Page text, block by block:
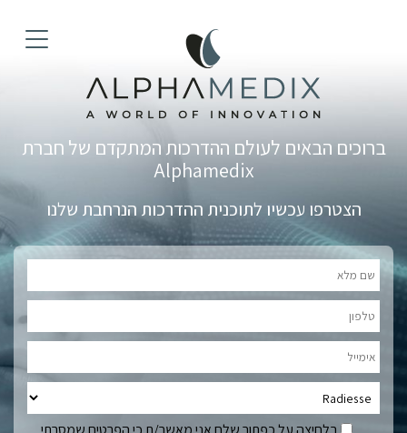
ברוכים הבאים לעולם ההדרכות המתקדם של חברת
Alphamedix
הצטרפו עכשיו לתוכנית ההדרכות הנרחבת שלנו